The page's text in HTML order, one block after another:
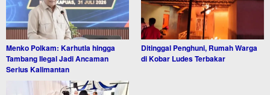
Menko Polkam: Karhutla hingga
Tambang Ilegal Jadi Ancaman
Serius Kalimantan
Ditinggal Penghuni, Rumah Warga
di Kobar Ludes Terbakar